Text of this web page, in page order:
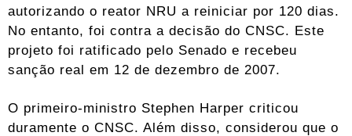
autorizando o reator NRU a reiniciar por 120 dias.
No entanto, foi contra a decisão do CNSC. Este
projeto foi ratificado pelo Senado e recebeu
sanção real em 12 de dezembro de 2007.
O primeiro-ministro Stephen Harper criticou
duramente o CNSC. Além disso, considerou que o